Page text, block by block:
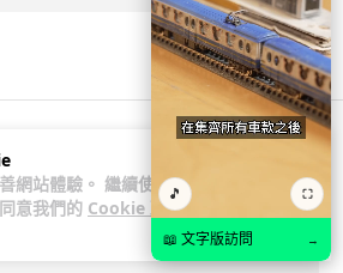
網站體驗。 繼續使用
意我們的 Cookie 政
🎵 ⛶
📖 文字版訪問 →